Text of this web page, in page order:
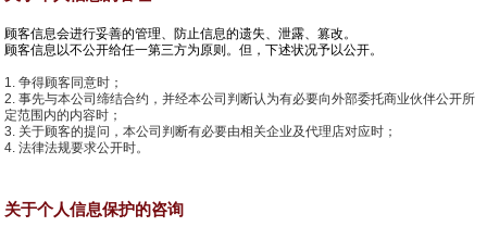
顾客信息会进行妥善的管理、防止信息的遗失、泄露、篡改。
顾客信息以不公开给任一第三方为原则。但，下述状况予以公开。
争得顾客同意时；
事先与本公司缔结合约，并经本公司判断认为有必要向外部委托商业伙伴公开所
定范围内的内容时；
关于顾客的提问，本公司判断有必要由相关企业及代理店对应时；
法律法规要求公开时。
关于个人信息保护的咨询